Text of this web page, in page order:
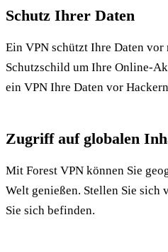
Schutz Ihrer Daten
Ein VPN schützt Ihre Daten
Schutzschild um Ihre Online-
ein VPN Ihre Daten vor
Zugriff auf globalen
Mit Forest VPN können Sie
Welt genießen. Stellen Sie sich
Sie sich befinden.